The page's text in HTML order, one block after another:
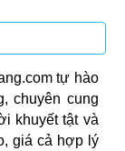
tự hào
chuyên cung
khuyết tật và
giá cả hợp lý